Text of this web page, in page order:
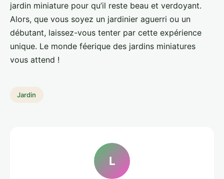
jardin miniature pour qu’il reste beau et verdoyant.
Alors, que vous soyez un jardinier aguerri ou un
débutant, laissez-vous tenter par cette expérience
unique. Le monde féerique des jardins miniatures
vous attend !
Jardin
L